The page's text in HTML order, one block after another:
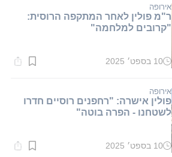
דקות.
אירופה
ר"מ פולין לאחר המתקפה הרוסית:
"קרובים למלחמה"
זמן
דקות.
10 בספט׳ 2025
אירופה
פולין אישרה: "רחפנים רוסיים חדרו
לשטחנו - הפרה בוטה"
זמן10 בספט׳ 2025